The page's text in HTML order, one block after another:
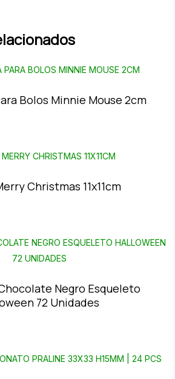
Bolos Minnie Mouse 2cm
Christmas 11x11cm
Negro Esqueleto
72 Unidades